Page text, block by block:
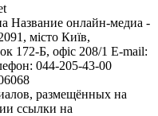
Название онлайн-медиа -
місто Київ,
Б, офіс 208/1 E-mail:
044-205-43-00
размещённых на
ссылки на